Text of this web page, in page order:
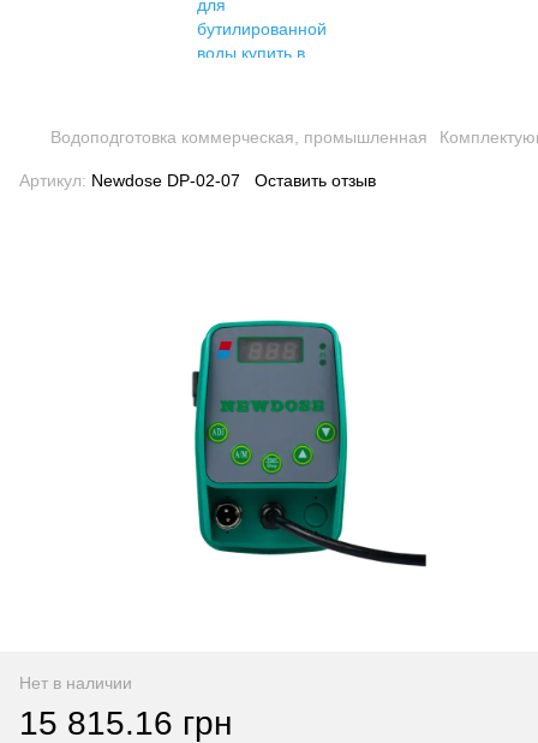
Водоподготовка коммерческая, промышленная
Артикул: Newdose DP-02-07 Оставить отзыв
Нет в наличии
15 815.16 грн